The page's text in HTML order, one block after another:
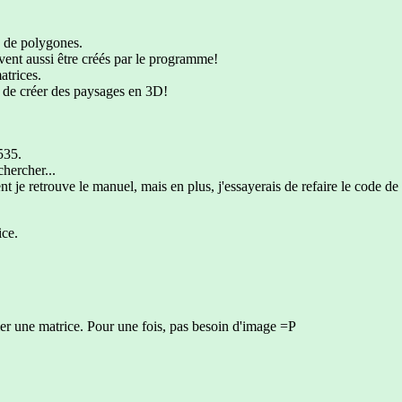
polygones.
aussi être créés par le programme!
créer des paysages en 3D!
retrouve le manuel, mais en plus, j'essayerais de refaire le code
une matrice. Pour une fois, pas besoin d'image =P